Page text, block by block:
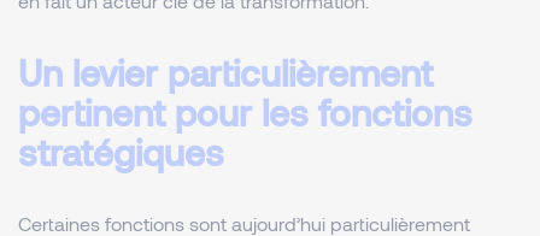
Un levier particulièrement
pertinent pour les fonctions
stratégiques
Certaines fonctions sont aujourd’hui particulièrement